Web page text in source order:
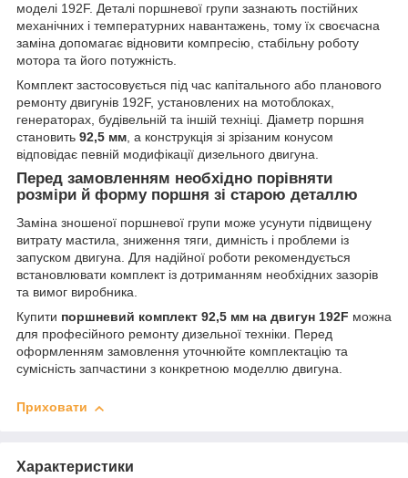
моделі 192F. Деталі поршневої групи зазнають постійних
механічних і температурних навантажень, тому їх своєчасна
заміна допомагає відновити компресію, стабільну роботу
мотора та його потужність.
Комплект застосовується під час капітального або планового
ремонту двигунів 192F, установлених на мотоблоках,
генераторах, будівельній та іншій техніці. Діаметр поршня
становить 92,5 мм, а конструкція зі зрізаним конусом
відповідає певній модифікації дизельного двигуна.
Перед замовленням необхідно порівняти
розміри й форму поршня зі старою деталлю
Заміна зношеної поршневої групи може усунути підвищену
витрату мастила, зниження тяги, димність і проблеми із
запуском двигуна. Для надійної роботи рекомендується
встановлювати комплект із дотриманням необхідних зазорів
та вимог виробника.
Купити поршневий комплект 92,5 мм на двигун 192F можна
для професійного ремонту дизельної техніки. Перед
оформленням замовлення уточнюйте комплектацію та
сумісність запчастини з конкретною моделлю двигуна.
Приховати
Характеристики